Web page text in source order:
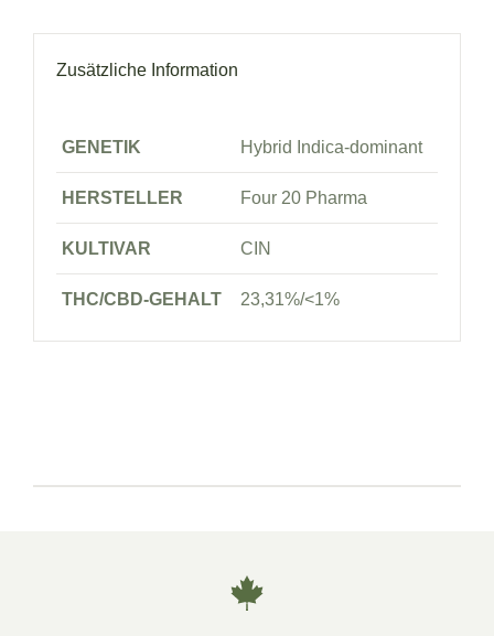
Zusätzliche Information
GENETIK Hybrid Indica-dominant
HERSTELLER Four 20 Pharma
KULTIVAR CIN
THC/CBD-GEHALT 23,31%/<1%